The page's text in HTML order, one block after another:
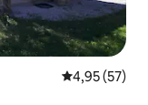
Gemiddelde
4,95 (57)